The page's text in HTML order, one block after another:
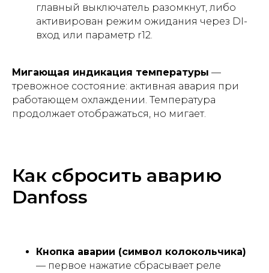
главный выключатель разомкнут, либо
активирован режим ожидания через DI-
вход или параметр r12.
Мигающая индикация температуры —
тревожное состояние: активная авария при
работающем охлаждении. Температура
продолжает отображаться, но мигает.
Как сбросить аварию
Danfoss
Кнопка аварии (символ колокольчика)
— первое нажатие сбрасывает реле